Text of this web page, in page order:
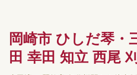
岡崎市 ひしだ琴・
田 幸田 知立 西尾